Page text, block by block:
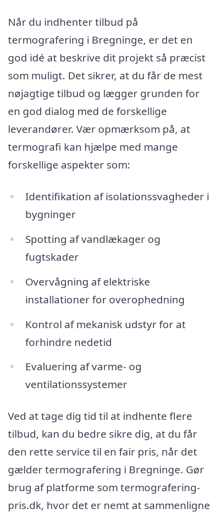
Når du indhenter tilbud på
termografering i Bregninge, er det en
god idé at beskrive dit projekt så præcist
som muligt. Det sikrer, at du får de mest
nøjagtige tilbud og lægger grunden for
en god dialog med de forskellige
leverandører. Vær opmærksom på, at
termografi kan hjælpe med mange
forskellige aspekter som:
Identifikation af isolationssvagheder i
bygninger
Spotting af vandlækager og
fugtskader
Overvågning af elektriske
installationer for overophedning
Kontrol af mekanisk udstyr for at
forhindre nedetid
Evaluering af varme- og
ventilationssystemer
Ved at tage dig tid til at indhente flere
tilbud, kan du bedre sikre dig, at du får
den rette service til en fair pris, når det
gælder termografering i Bregninge. Gør
brug af platforme som termografering-
pris.dk, hvor det er nemt at sammenligne